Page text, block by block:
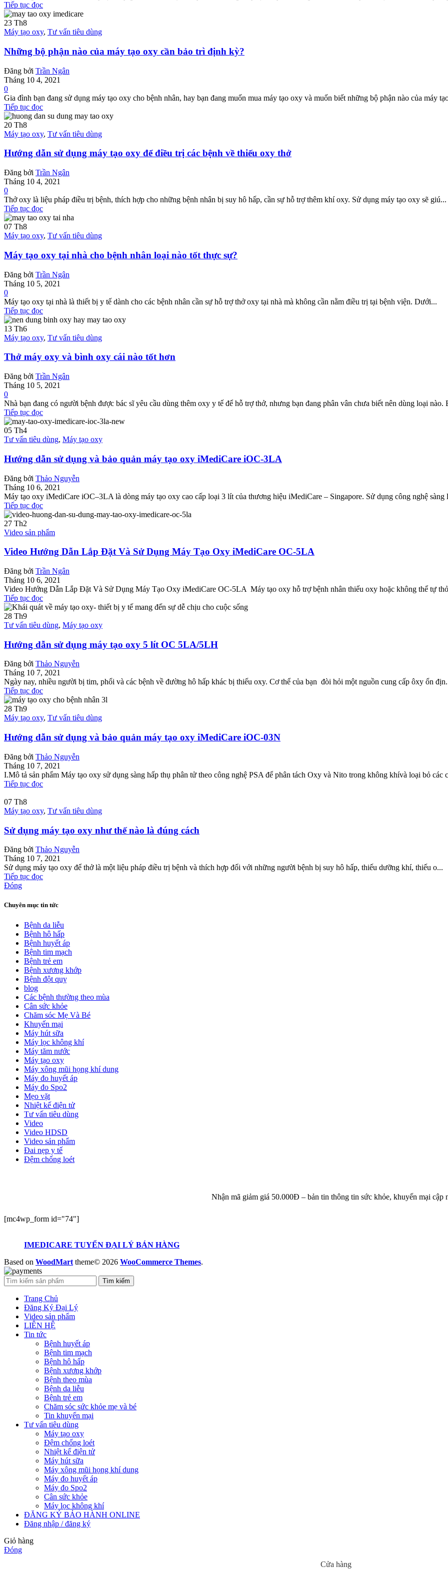
Tiếp tục đọc
23 Th8
Máy tạo oxy, Tư vấn tiêu dùng
Những bộ phận nào của máy tạo oxy cần bảo trì định kỳ?
Đăng bởi Trần Ngân
Tháng 10 4, 2021
0
Gia đình bạn đang sử dụng máy tạo oxy cho bệnh nhân, hay bạn đang muốn mua máy tạo oxy và muốn biết những bộ phận nào của máy
Tiếp tục đọc
20 Th8
Máy tạo oxy, Tư vấn tiêu dùng
Hướng dẫn sử dụng máy tạo oxy để điều trị các bệnh về thiếu oxy thở
Đăng bởi Trần Ngân
Tháng 10 4, 2021
0
Thở oxy là liệu pháp điều trị bệnh, thích hợp cho những bệnh nhân bị suy hô hấp, cần sự hỗ trợ thêm khí oxy. Sử dụng máy tạo oxy sẽ giú...
Tiếp tục đọc
07 Th8
Máy tạo oxy, Tư vấn tiêu dùng
Máy tạo oxy tại nhà cho bệnh nhân loại nào tốt thực sự?
Đăng bởi Trần Ngân
Tháng 10 5, 2021
0
Máy tạo oxy tại nhà là thiết bị y tế dành cho các bệnh nhân cần sự hỗ trợ thở oxy tại nhà mà không cần nằm điều trị tại bệnh viện. Dưới...
Tiếp tục đọc
13 Th6
Máy tạo oxy, Tư vấn tiêu dùng
Thở máy oxy và bình oxy cái nào tốt hơn
Đăng bởi Trần Ngân
Tháng 10 5, 2021
0
Nhà bạn đang có người bệnh được bác sĩ yêu cầu dùng thêm oxy y tế để hỗ trợ thở, nhưng bạn đang phân vân chưa biết nên dùng loại nào.
Tiếp tục đọc
05 Th4
Tư vấn tiêu dùng, Máy tạo oxy
Hướng dẫn sử dụng và bảo quản máy tạo oxy iMediCare iOC-3LA
Đăng bởi Thảo Nguyễn
Tháng 10 6, 2021
Máy tạo oxy iMediCare iOC–3LA là dòng máy tạo oxy cao cấp loại 3 lít của thương hiệu iMediCare – Singapore. Sử dụng công nghệ sàng
Tiếp tục đọc
27 Th2
Video sản phẩm
Video Hướng Dẫn Lắp Đặt Và Sử Dụng Máy Tạo Oxy iMediCare OC-5LA
Đăng bởi Trần Ngân
Tháng 10 6, 2021
Video Hướng Dẫn Lắp Đặt Và Sử Dụng Máy Tạo Oxy iMediCare OC-5LA Máy tạo oxy hỗ trợ bệnh nhân thiếu oxy hoặc không thể tự
Tiếp tục đọc
28 Th9
Tư vấn tiêu dùng, Máy tạo oxy
Hướng dẫn sử dụng máy tạo oxy 5 lít OC 5LA/5LH
Đăng bởi Thảo Nguyễn
Tháng 10 7, 2021
Ngày nay, nhiều người bị tim, phổi và các bệnh về đường hô hấp khác bị thiếu oxy. Cơ thể của bạn đòi hỏi một nguồn cung cấp ôxy ổn
Tiếp tục đọc
28 Th9
Máy tạo oxy, Tư vấn tiêu dùng
Hướng dẫn sử dụng và bảo quản máy tạo oxy iMediCare iOC-03N
Đăng bởi Thảo Nguyễn
Tháng 10 7, 2021
I.Mô tả sản phẩm Máy tạo oxy sử dụng sàng hấp thụ phân tử theo công nghệ PSA để phân tách Oxy và Nito trong không khívà loại bỏ các
Tiếp tục đọc
07 Th8
Máy tạo oxy, Tư vấn tiêu dùng
Sử dụng máy tạo oxy như thế nào là đúng cách
Đăng bởi Thảo Nguyễn
Tháng 10 7, 2021
Sử dụng máy tạo oxy để thở là một liệu pháp điều trị bệnh và thích hợp đối với những người bệnh bị suy hô hấp, thiếu dưỡng khí, thiếu o...
Tiếp tục đọc
Đóng
Chuyên mục tin tức
Bệnh da liễu
Bệnh hô hấp
Bệnh huyết áp
Bệnh tim mạch
Bệnh trẻ em
Bệnh xương khớp
Bệnh đột quỵ
blog
Các bệnh thường theo mùa
Cân sức khỏe
Chăm sóc Mẹ Và Bé
Khuyến mại
Máy hút sữa
Máy lọc không khí
Máy tăm nước
Máy tạo oxy
Máy xông mũi họng khí dung
Máy đo huyết áp
Máy đo Spo2
Mẹo vặt
Nhiệt kế điện tử
Tư vấn tiêu dùng
Video
Video HDSD
Video sản phẩm
Đai nẹp y tế
Đệm chống loét
Nhận mã giảm giá 50.000Đ – bản tin thông tin sức khỏe, khuyến mại cập
[mc4wp_form id="74"]
IMEDICARE TUYỂN ĐẠI LÝ BÁN HÀNG
Based on WoodMart theme© 2026 WooCommerce Themes.
Tìm kiếm
Trang Chủ
Đăng Ký Đại Lý
Video sản phẩm
LIÊN HỆ
Tin tức
Bệnh huyết áp
Bệnh tim mạch
Bệnh hô hấp
Bệnh xương khớp
Bệnh theo mùa
Bệnh da liễu
Bệnh trẻ em
Chăm sóc sức khỏe mẹ và bé
Tin khuyến mại
Tư vấn tiêu dùng
Máy tạo oxy
Đệm chống loét
Nhiệt kế điện tử
Máy hút sữa
Máy xông mũi họng khí dung
Máy đo huyết áp
Máy đo Spo2
Cân sức khỏe
Máy lọc không khí
ĐĂNG KÝ BẢO HÀNH ONLINE
Đăng nhập / đăng ký
Giỏ hàng
Đóng
Cửa hàng